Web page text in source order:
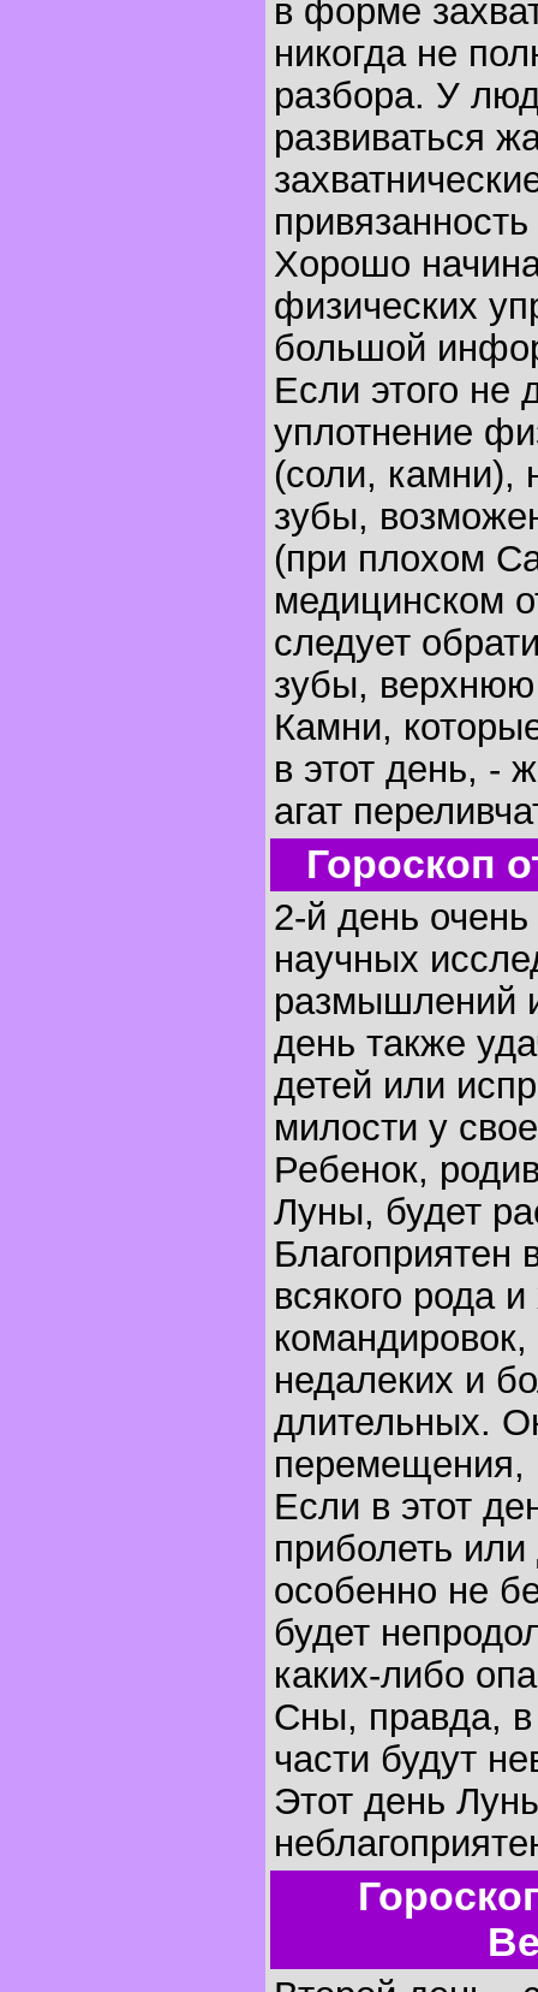
в форме
никогда не
разбора. У
развиваться
Хорошо
физических
большой
Если этого не
уплотнение
(соли, камни),
зубы,
(при плохом
медицинском
следует
зубы, верхнюю
Камни,
в этот день, -
агат
Гороскоп
2-й день
научных
размышлений
день также
детей или
милости у
Ребенок,
Луны, будет
Благоприятен
всякого рода
недалеких и
длительных.
перемещения,
Если в этот
приболеть
особенно не
будет
каких-либо
Сны, правда,
части будут
Этот день